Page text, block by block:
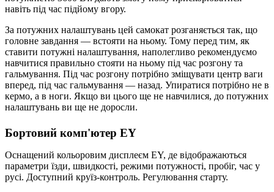
навіть під час підйому вгору.
За потужних налаштувань цей самокат розганяється так, що
головне завдання — встояти на ньому. Тому перед тим, як
ставити потужні налаштування, наполегливо рекомендуємо
навчитися правильно стояти на ньому під час розгону та
гальмування. Під час розгону потрібно зміщувати центр ваги
вперед, під час гальмування — назад. Упиратися потрібно не в
кермо, а в ноги. Якщо ви цього ще не навчилися, до потужних
налаштувань ви ще не доросли.
Бортовий комп'ютер EY
Оснащений кольоровим дисплеєм EY, де відображаються
параметри їзди, швидкості, режими потужності, пробіг, час у
русі. Доступний круїз-контроль. Регулювання старту.